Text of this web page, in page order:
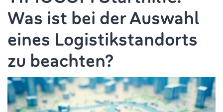
Was ist bei der Auswahl
eines Logistikstandorts
zu beachten?